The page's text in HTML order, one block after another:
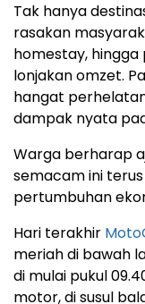
Tak hanya
rasakan
homestay,
lonjakan omzet.
hangat
dampak nyata
Warga berharap
semacam ini
pertumbuhan
Hari terakhir
meriah di bawah
di mulai pukul
motor, di susul